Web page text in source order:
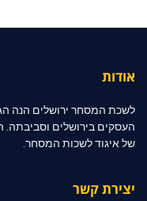
אודות
לשכת המסחר ירושלים הנה
העסקים בירושלים
של איגוד לשכות המסחר.
יצירת קשר